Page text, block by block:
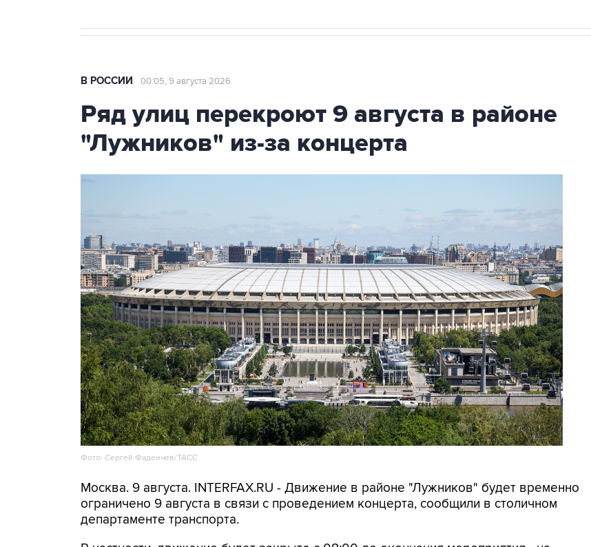
В РОССИИ 00:05, 9 августа 2026
Ряд улиц перекроют 9 августа в районе
"Лужников" из-за концерта
Фото: Сергей Фадеичев/ТАСС
Москва. 9 августа. INTERFAX.RU - Движение в районе "Лужников" будет временно
ограничено 9 августа в связи с проведением концерта, сообщили в столичном
департаменте транспорта.